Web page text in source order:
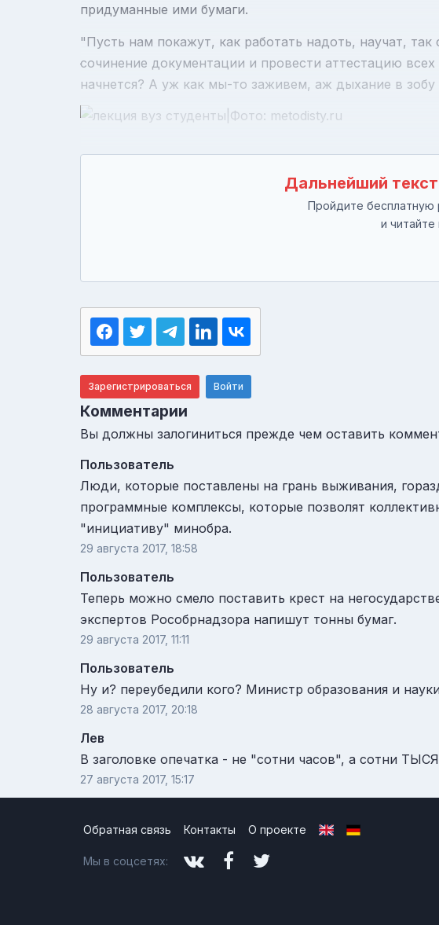
придуманные ими бумаги.
"Пусть нам покажут, как работать надоть, научат,
сочинение документации и провести аттестацию
начнется? А уж как мы-то заживем, аж дыхание в зобу
Дальнейший
Пройдите бесплатную
и
Зарегистрироваться Войти
Комментарии
Вы должны залогиниться прежде чем оставить
Пользователь
Люди, которые поставлены на грань выживания,
программные комплексы, которые позволят
"инициативу" минобра.
29 августа 2017, 18:58
Пользователь
Теперь можно смело поставить крест на
экспертов Рособрнадзора напишут тонны бумаг.
29 августа 2017, 11:11
Пользователь
Ну и? переубедили кого? Министр образования и
28 августа 2017, 20:18
Лев
В заголовке опечатка - не "сотни часов", а сотни
27 августа 2017, 15:17
Обратная связь Контакты О проекте
Мы в соцсетях: